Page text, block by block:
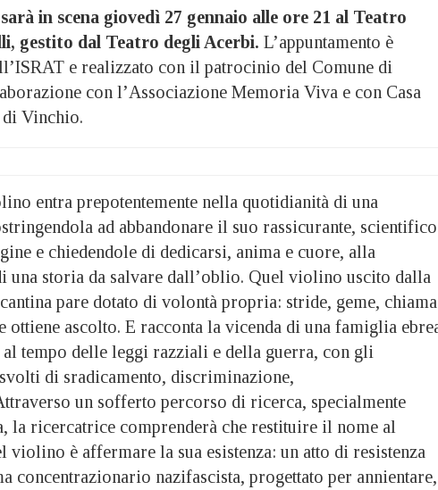
in scena giovedì 27 gennaio alle ore 21 al Teatro
gestito dal Teatro degli Acerbi. L’appuntamento è
e realizzato con il patrocinio del Comune di
con l’Associazione Memoria Viva e con Casa
Vinchio.
entra prepotentemente nella quotidianità di una
ad abbandonare il suo rassicurante, scientifico
e chiedendole di dedicarsi, anima e cuore, alla
una storia da salvare dall’oblio. Quel violino uscito dalla
pare dotato di volontà propria: stride, geme, chiama
ottiene ascolto. E racconta la vicenda di una famiglia
tempo delle leggi razziali e della guerra, con gli
di sradicamento, discriminazione,
un sofferto percorso di ricerca, specialmente
la ricercatrice comprenderà che restituire il nome al
è affermare la sua esistenza: un atto di resistenza
concentrazionario nazifascista, progettato per annientare,